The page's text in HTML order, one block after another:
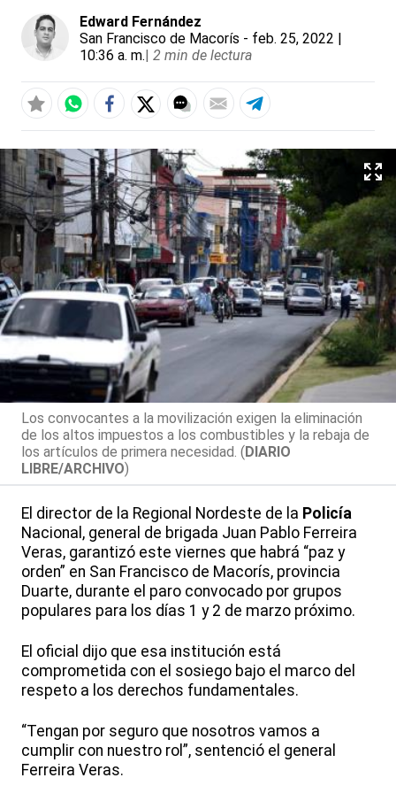
Edward Fernández
San Francisco de Macorís - feb. 25, 2022 |
10:36 a. m.| 2 min de lectura
Los convocantes a la movilización exigen la eliminación
de los altos impuestos a los combustibles y la rebaja de
los artículos de primera necesidad. (DIARIO
LIBRE/ARCHIVO)
El director de la Regional Nordeste de la Policía
Nacional, general de brigada Juan Pablo Ferreira
Veras, garantizó este viernes que habrá “paz y
orden” en San Francisco de Macorís, provincia
Duarte, durante el paro convocado por grupos
populares para los días 1 y 2 de marzo próximo.
El oficial dijo que esa institución está
comprometida con el sosiego bajo el marco del
respeto a los derechos fundamentales.
“Tengan por seguro que nosotros vamos a
cumplir con nuestro rol”, sentenció el general
Ferreira Veras.